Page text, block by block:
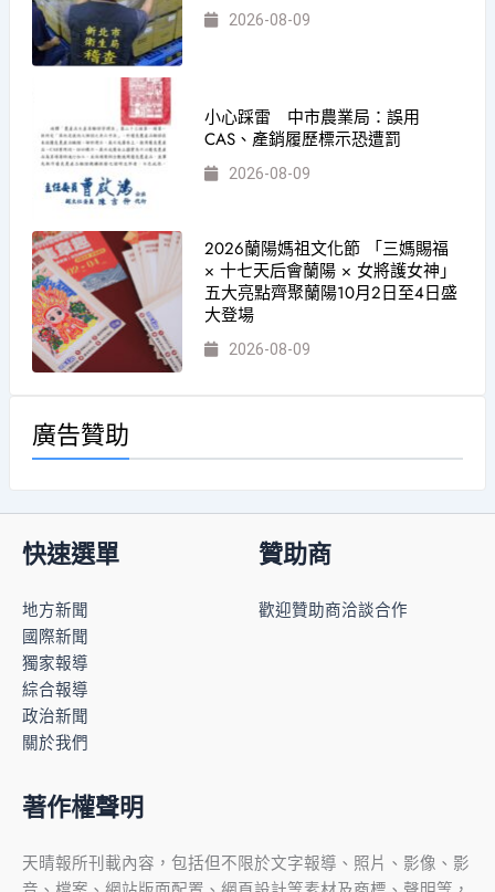
2026-08-09
小心踩雷 中市農業局：誤用
CAS、產銷履歷標示恐遭罰
2026-08-09
2026蘭陽媽祖文化節 「三媽賜福
× 十七天后會蘭陽 × 女將護女神」
五大亮點齊聚蘭陽10月2日至4日盛
大登場
2026-08-09
廣告贊助
快速選單
地方新聞
國際新聞
獨家報導
綜合報導
政治新聞
關於我們
贊助商
歡迎贊助商洽談合作
著作權聲明
天晴報所刊載內容，包括但不限於文字報導、照片、影像、影